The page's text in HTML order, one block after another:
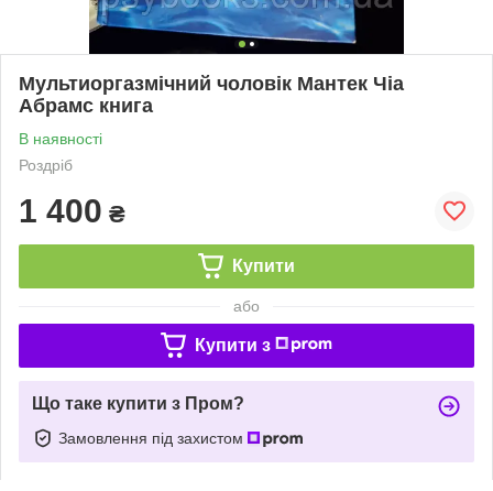
Мультиоргазмічний чоловік Мантек Чіа
Абрамс книга
В наявності
Роздріб
1 400 ₴
Купити
або
Купити з
Що таке купити з Пром?
Замовлення під захистом